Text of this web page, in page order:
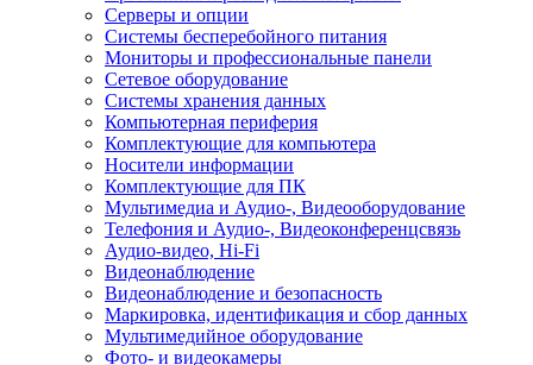
Серверы и опции
Системы бесперебойного питания
Мониторы и профессиональные панели
Сетевое оборудование
Системы хранения данных
Компьютерная периферия
Комплектующие для компьютера
Носители информации
Комплектующие для ПК
Мультимедиа и Аудио-, Видеооборудование
Телефония и Аудио-, Видеоконференцсвязь
Аудио-видео, Hi-Fi
Видеонаблюдение
Видеонаблюдение и безопасность
Маркировка, идентификация и сбор данных
Мультимедийное оборудование
Фото- и видеокамеры